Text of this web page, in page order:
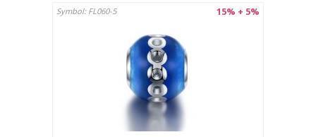
15% + 5%
Symbol: FL060-5